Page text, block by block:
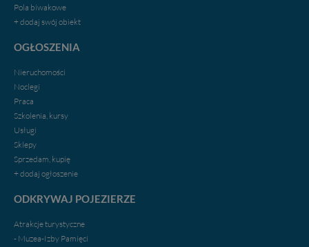
Pola biwakowe
+ dodaj swój obiekt
OGŁOSZENIA
Nieruchomości
Noclegi
Praca
Szkolenia, kursy
Usługi
Sklepy
Sprzedam, kupię
+ dodaj ogłoszenie
ODKRYWAJ POJEZIERZE
Atrakcje turystyczne
- Muzea-Izby Pamięci